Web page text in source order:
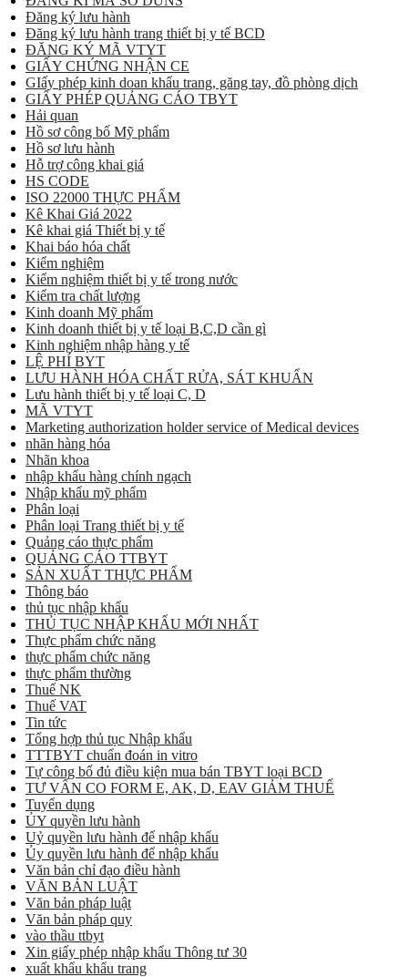
Đăng ký lưu hành
Đăng ký lưu hành trang thiết bị y tế BCD
ĐĂNG KÝ MÃ VTYT
GIẤY CHỨNG NHẬN CE
GIấy phép kinh doan khẩu trang, găng tay, đồ phòng dịch
GIẤY PHÉP QUẢNG CÁO TBYT
Hải quan
Hồ sơ công bố Mỹ phẩm
Hồ sơ lưu hành
Hỗ trợ công khai giá
HS CODE
ISO 22000 THỰC PHẨM
Kê Khai Giá 2022
Kê khai giá Thiết bị y tế
Khai báo hóa chất
Kiểm nghiệm
Kiểm nghiệm thiết bị y tế trong nước
Kiểm tra chất lượng
Kinh doanh Mỹ phẩm
Kinh doanh thiết bị y tế loại B,C,D cần gì
Kinh nghiệm nhập hàng y tế
LỆ PHÍ BYT
LƯU HÀNH HÓA CHẤT RỬA, SÁT KHUẨN
Lưu hành thiết bị y tế loại C, D
MÃ VTYT
Marketing authorization holder service of Medical devices
nhãn hàng hóa
Nhãn khoa
nhập khẩu hàng chính ngạch
Nhập khẩu mỹ phẩm
Phân loại
Phân loại Trang thiết bị y tế
Quảng cáo thực phẩm
QUẢNG CÁO TTBYT
SẢN XUẤT THỰC PHẨM
Thông báo
thủ tục nhập khẩu
THỦ TỤC NHẬP KHẨU MỚI NHẤT
Thực phẩm chức năng
thực phẩm chức năng
thực phẩm thường
Thuế NK
Thuế VAT
Tin tức
Tổng hợp thủ tục Nhập khẩu
TTTBYT chuẩn đoán in vitro
Tự công bố đủ điều kiện mua bán TBYT loại BCD
TƯ VẤN CO FORM E, AK, D, EAV GIẢM THUẾ
Tuyển dụng
ỦY quyền lưu hành
Uỷ quyền lưu hành để nhập khẩu
Ủy quyền lưu hành để nhập khẩu
Văn bản chỉ đạo điều hành
VĂN BẢN LUẬT
Văn bản pháp luật
Văn bản pháp quy
vào thầu ttbyt
Xin giấy phép nhập khẩu Thông tư 30
xuất khẩu khẩu trang